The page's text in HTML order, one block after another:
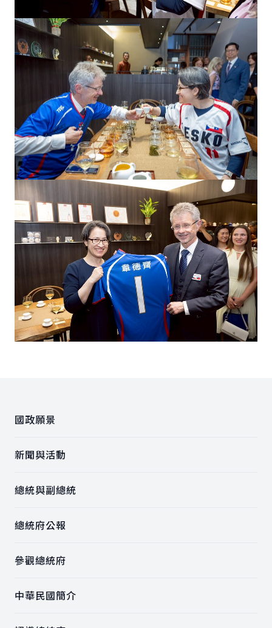
國政願景
新聞與活動
總統與副總統
總統府公報
參觀總統府
中華民國簡介